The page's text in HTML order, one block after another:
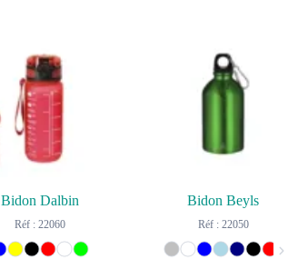
Bidon Dalbin
Réf : 22060
Bidon Beyls
Réf : 22050